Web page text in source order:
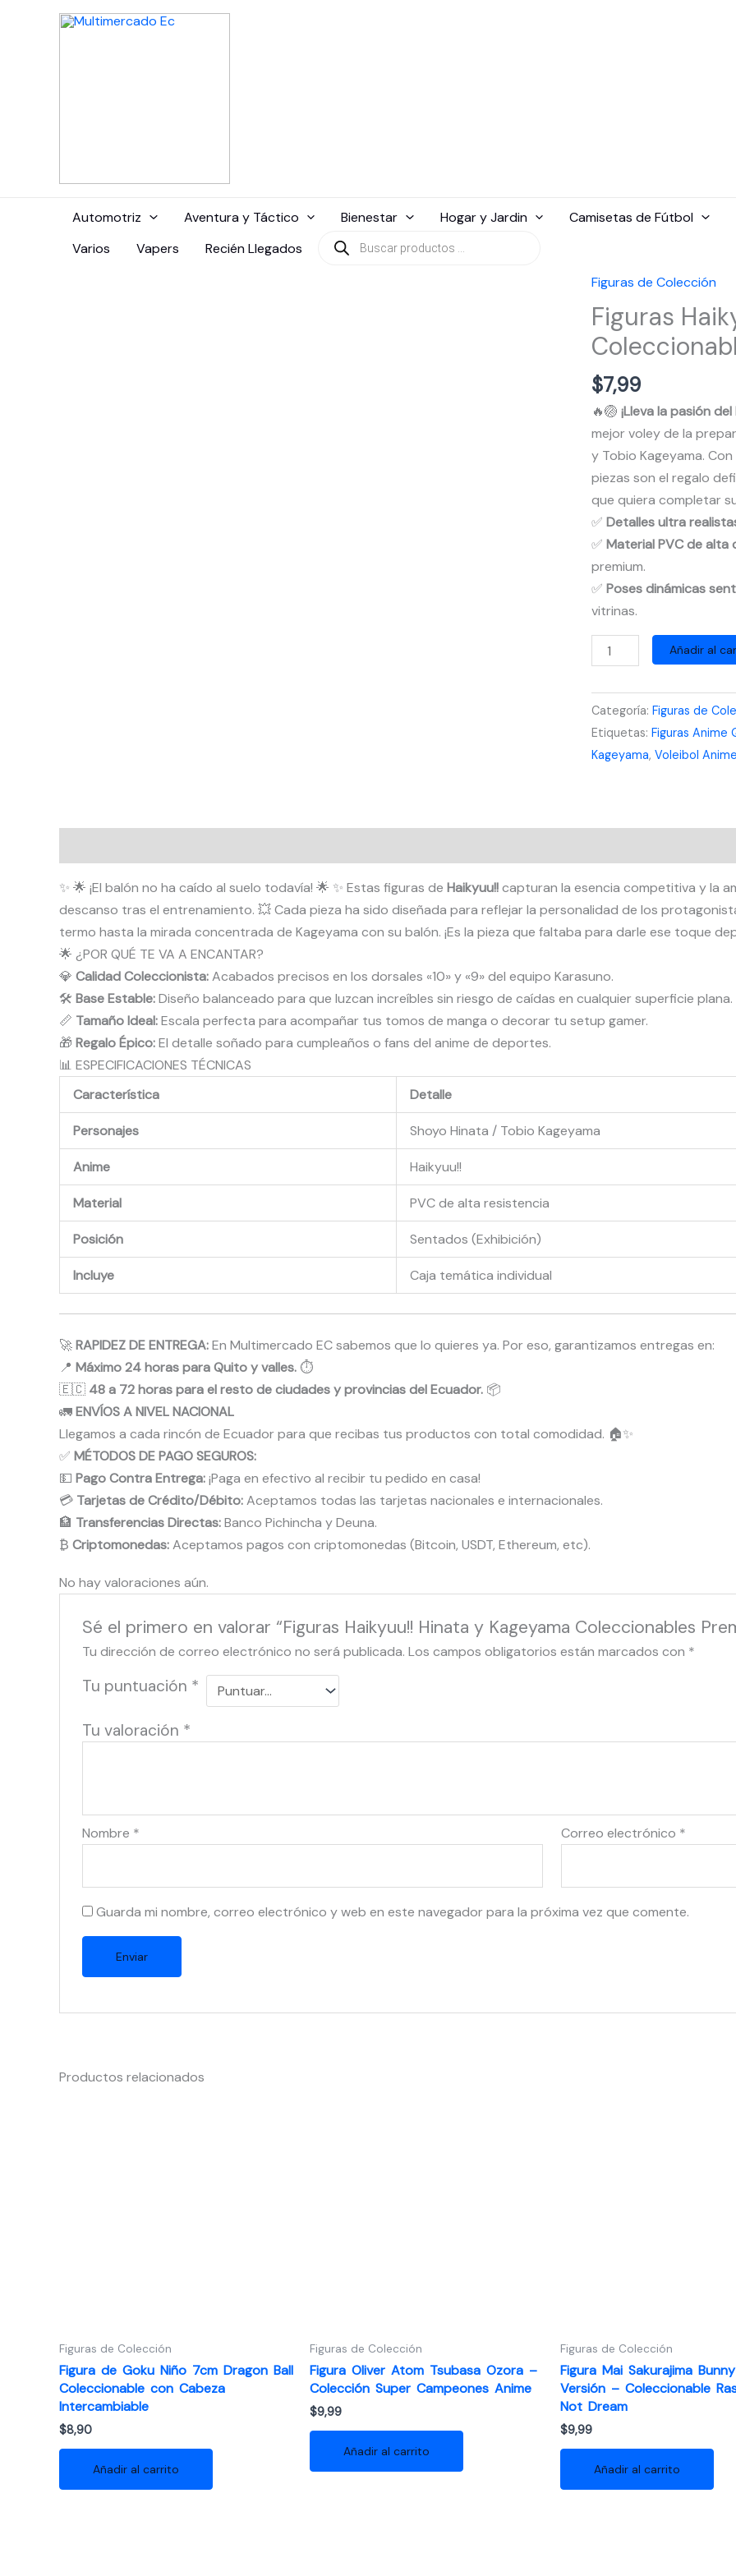
Automotriz Aventura y Táctico Bienestar Hogar y Jardin Camisetas de Fútbol
Varios
Vapers Recién Llegados
Búsqueda
Figuras de Colección
Figuras
$7,99
🔥🏐 ¡Lleva la pasión
mejor voley de la
y Tobio Kageyama.
piezas son el regalo
que quiera completar
✅ Detalles ultra
✅ Material PVC de alta
premium.
✅ Poses dinámicas
vitrinas.
Figuras
Haikyuu!!
Hinata
y
Kageyama
Coleccionables
Añadir al
Categoría: Figuras de
Etiquetas: Figuras Anime
Kageyama, Voleibol Anime
✨ 🌟 ¡El balón no ha caído al suelo todavía! 🌟 ✨ Estas figuras de Haikyuu!!capturan la esencia competitiva y la
descanso tras el entrenamiento. 💥 Cada pieza ha sido diseñada para reflejar la personalidad de los
termo hasta la mirada concentrada de Kageyama con su balón. ¡Es la pieza que faltaba para darle ese toque
🌟 ¿POR QUÉ TE VA A ENCANTAR?
💎 Calidad Coleccionista:Acabados precisos en los dorsales «10» y «9» del equipo Karasuno.
🛠️ Base Estable:Diseño balanceado para que luzcan increíbles sin riesgo de caídas en cualquier superficie plana.
📏 Tamaño Ideal:Escala perfecta para acompañar tus tomos de manga o decorar tu setup gamer.
🎁 Regalo Épico:El detalle soñado para cumpleaños o fans del anime de deportes.
📊 ESPECIFICACIONES TÉCNICAS
Característica
Detalle
Personajes Shoyo Hinata / Tobio Kageyama
Anime Haikyuu!!
Material PVC de alta resistencia
Posición Sentados (Exhibición)
Incluye Caja temática individual
🚀RAPIDEZ DE ENTREGA:En Multimercado EC sabemos que lo quieres ya. Por eso, garantizamos entregas en:
📍 Máximo 24 horas para Quito y valles. ⏱️
🇪🇨 48 a 72 horas para el resto de ciudades y provincias del Ecuador. 📦
🚛ENVÍOS A NIVEL NACIONAL
Llegamos a cada rincón de Ecuador para que recibas tus productos con total comodidad. 🏠✨
✅ MÉTODOS DE PAGO SEGUROS:
💵 Pago Contra Entrega:¡Paga en efectivo al recibir tu pedido en casa!
💳 Tarjetas de Crédito/Débito:Aceptamos todas las tarjetas nacionales e internacionales.
🏦 Transferencias Directas:Banco Pichincha y Deuna.
₿ Criptomonedas:Aceptamos pagos con criptomonedas (Bitcoin, USDT, Ethereum, etc).
No hay valoraciones aún.
Sé el primero en valorar “Figuras Haikyuu!! Hinata y Kageyama Coleccionables
Tu dirección de correo electrónico no será publicada. Los campos obligatorios están marcados con *
Tu puntuación *
Tu valoración *
Nombre * Correo electrónico *
Guarda mi nombre, correo electrónico y web en este navegador para la próxima vez que comente.
Productos relacionados
Figuras de Colección
Figura de Goku Niño 7cm Dragon Ball
Coleccionable con Cabeza
Intercambiable
$8,90
Añadir al carrito
Figuras de Colección
Figura Oliver Atom Tsubasa Ozora –
Colección Super Campeones Anime
$9,99
Añadir al carrito
Figuras de Colección
Figura Mai Sakurajima
Versión – Coleccionable
Not Dream
$9,99
Añadir al carrito